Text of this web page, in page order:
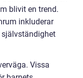
blivit en trend.
inkluderar
Vissa